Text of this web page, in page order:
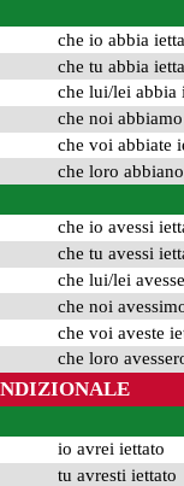
che io abbia
che tu abbia
che lui/lei abbia
che noi
che voi abbiate
che loro
che io avessi
che tu avessi
che lui/lei
che noi
che voi aveste
che loro
io avrei iettato
tu avresti iettato